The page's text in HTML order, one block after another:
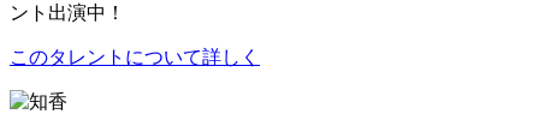
ント出演中！
このタレントについて詳しく